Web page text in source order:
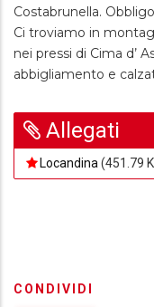
Costabrunella.
Ci troviamo in
nei pressi di Cima d’
abbigliamento e
Allegati
Locandina (451.79
CONDIVIDI